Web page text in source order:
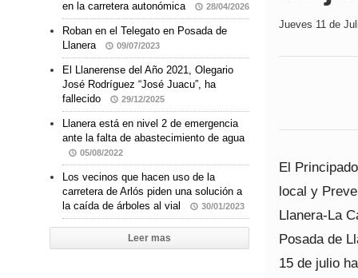
Jueves 11 de
El
local y
Llanera-La
Posada de
15 de julio
en la carretera autonómica
28/04/2026
Roban en el Telegato en Posada de
Llanera
09/07/2023
El Llanerense del Año 2021, Olegario
José Rodríguez “José Juacu”, ha
fallecido
29/12/2025
Llanera está en nivel 2 de emergencia
ante la falta de abastecimiento de agua
05/08/2022
Los vecinos que hacen uso de la
carretera de Arlós piden una solución a
la caída de árboles al vial
30/01/2023
Leer mas